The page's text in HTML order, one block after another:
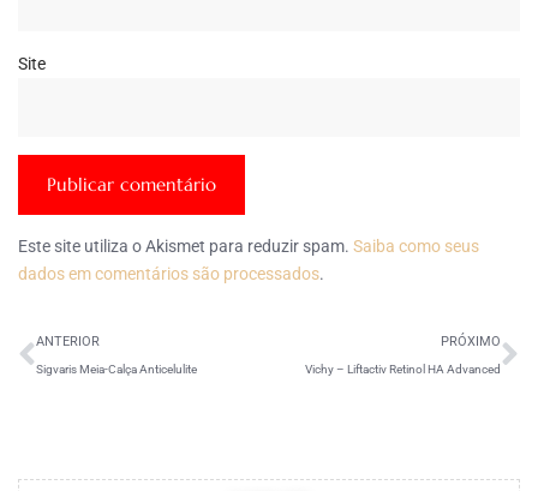
Site
Este site utiliza o Akismet para reduzir spam. Saiba como seus
dados em comentários são processados.
ANTERIOR
Sigvaris Meia-Calça Anticelulite
PRÓXIMO
Vichy – Liftactiv Retinol HA Advanced